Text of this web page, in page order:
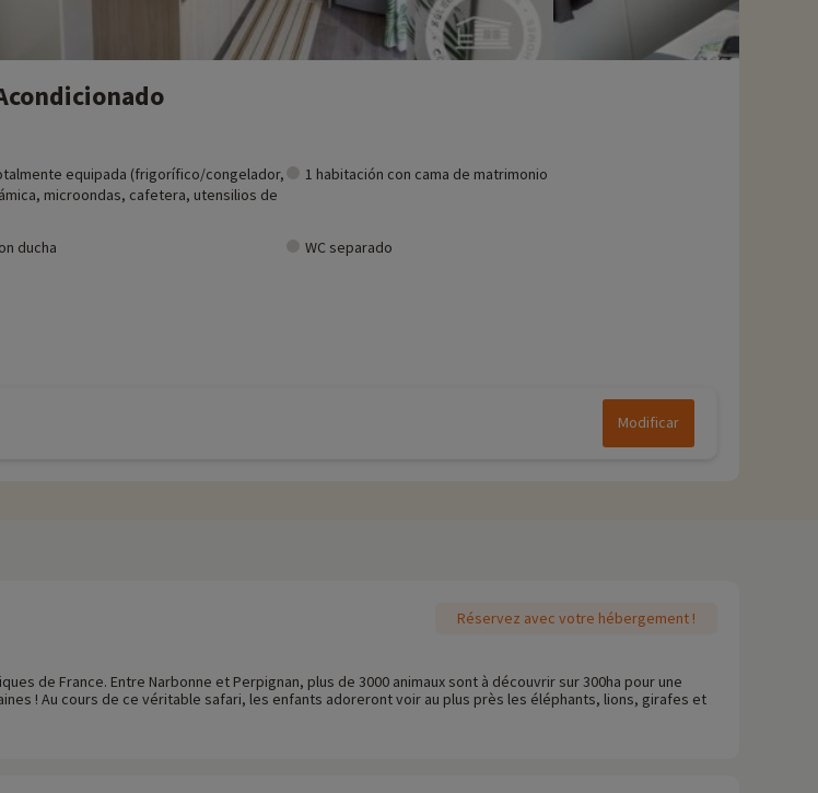
equipada (frigorífico/congelador,
microondas, cafetera, utensilios de
1 habitación con cama de matrimonio
ducha
WC separado
Modificar
Réservez avec votre hébergement !
de France. Entre Narbonne et Perpignan, plus de 3000 animaux sont à découvrir sur 300ha pour une
! Au cours de ce véritable safari, les enfants adoreront voir au plus près les éléphants, lions, girafes et